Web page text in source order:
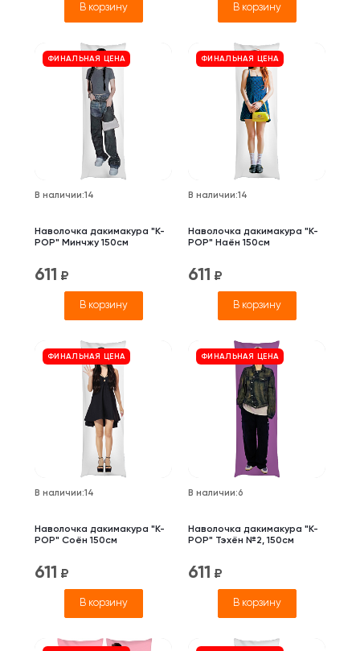
В корзину В корзину
ФИНАЛЬНАЯ ЦЕНА
В наличии:14
Наволочка дакимакура "K-
POP" Минчжу 150см
611 ₽
В корзину
ФИНАЛЬНАЯ ЦЕНА
В наличии:14
Наволочка дакимакура "K-
POP" Наён 150см
611 ₽
В корзину
ФИНАЛЬНАЯ ЦЕНА
В наличии:14
Наволочка дакимакура "K-
POP" Соён 150см
611 ₽
В корзину
ФИНАЛЬНАЯ ЦЕНА
В наличии:6
Наволочка дакимакура "K-
POP" Тэхён №2, 150см
611 ₽
В корзину